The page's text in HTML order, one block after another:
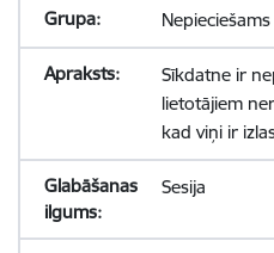
Nepieciešams
Sīkdatne ir
lietotājiem
kad viņi ir
Sesija